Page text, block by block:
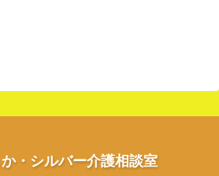
・シルバー介護相談室